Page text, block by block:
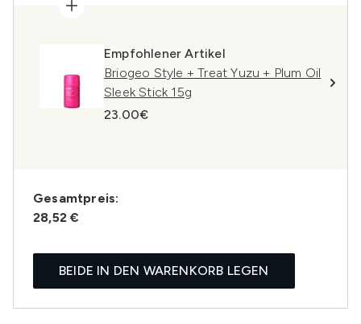
Empfohlener Artikel
Briogeo Style + Treat Yuzu + Plum Oil
Sleek Stick 15g
23.00€
Gesamtpreis:
28,52 €
BEIDE IN DEN WARENKORB LEGEN